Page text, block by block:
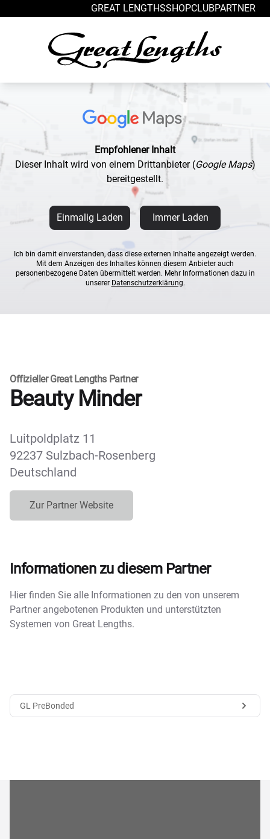
GREAT LENGTHSSHOPCLUBPARTNER
Empfohlener Inhalt
Dieser Inhalt wird von einem Drittanbieter (Google Maps)
bereitgestellt.
Einmalig Laden Immer Laden
Ich bin damit einverstanden, dass diese externen Inhalte angezeigt werden.
Mit dem Anzeigen des Inhaltes können diesem Anbieter auch
personenbezogene Daten übermittelt werden. Mehr Informationen dazu in
unserer Datenschutzerklärung.
Offizieller Great Lengths Partner
Beauty Minder
Luitpoldplatz 11
92237 Sulzbach-Rosenberg
Deutschland
Zur Partner Website
Informationen zu diesem Partner
Hier finden Sie alle Informationen zu den von unserem
Partner angebotenen Produkten und unterstützten
Systemen von Great Lengths.
GL PreBonded